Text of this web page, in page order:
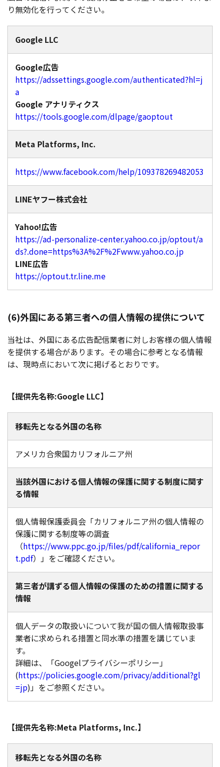
り無効化を行ってください。
Google LLC
Google広告
https://adssettings.google.com/authenticated?hl=j
a
Google アナリティクス
https://tools.google.com/dlpage/gaoptout
Meta Platforms, Inc.
https://www.facebook.com/help/109378269482053
LINEヤフー株式会社
Yahoo!広告
https://ad-personalize-center.yahoo.co.jp/optout/a
ds?.done=https%3A%2F%2Fwww.yahoo.co.jp
LINE広告
https://optout.tr.line.me
(6)外国にある第三者への個人情報の提供について
当社は、外国にある広告配信業者に対しお客様の個人情報
を提供する場合があります。その場合に参考となる情報
は、現時点において次に掲げるとおりです。
【提供先名称:Google LLC】
移転先となる外国の名称
アメリカ合衆国カリフォルニア州
当該外国における個人情報の保護に関する制度に関す
る情報
個人情報保護委員会「カリフォルニア州の個人情報の
保護に関する制度等の調査
（https://www.ppc.go.jp/files/pdf/california_repor
t.pdf）」をご確認ください。
第三者が講ずる個人情報の保護のための措置に関する
情報
個人データの取扱いについて我が国の個人情報取扱事
業者に求められる措置と同水準の措置を講じていま
す。
詳細は、「Googelプライバシーポリシー」
(https://policies.google.com/privacy/additional?gl
=jp)」をご参照ください。
【提供先名称:Meta Platforms, Inc.】
移転先となる外国の名称